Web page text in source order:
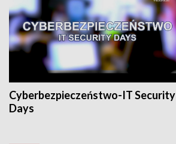
Cyberbezpieczeństwo-IT Security
Days